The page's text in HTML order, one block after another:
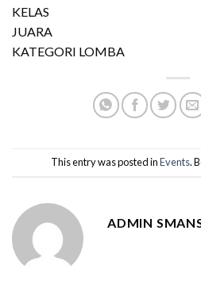
KELAS
JUARA
KATEGORI LOMBA
This entry was posted inEvents.
ADMIN